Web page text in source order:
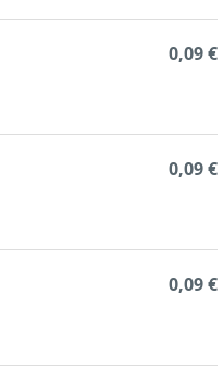
0,09 €
0,09 €
0,09 €